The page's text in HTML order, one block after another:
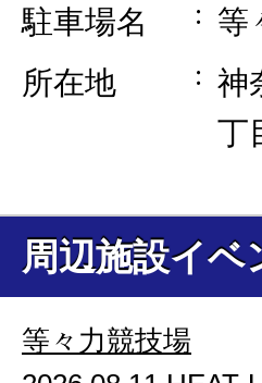
駐車場名
等
所在地
神
丁
周辺施設イベ
等々力競技場